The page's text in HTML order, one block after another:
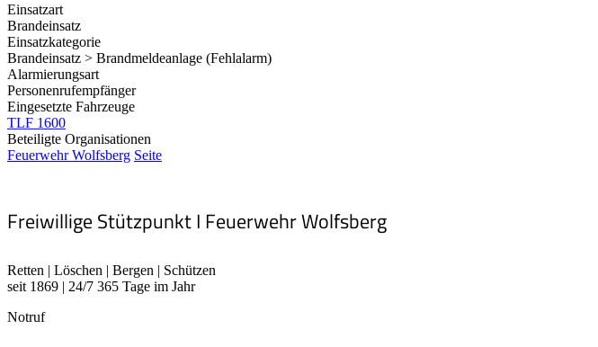
Einsatzart
Brandeinsatz
Einsatzkategorie
Brandeinsatz > Brandmeldeanlage (Fehlalarm)
Alarmierungsart
Personenrufempfänger
Eingesetzte Fahrzeuge
TLF 1600
Beteiligte Organisationen
Feuerwehr Wolfsberg Seite
Freiwillige Stützpunkt I Feuerwehr Wolfsberg
Retten | Löschen | Bergen | Schützen
seit 1869 | 24/7 365 Tage im Jahr
Notruf